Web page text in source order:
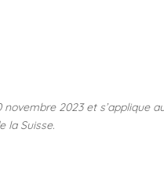
2023 et s’applique
la Suisse.